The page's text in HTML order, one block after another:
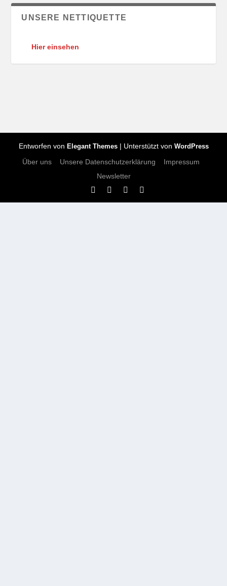
UNSERE NETTIQUETTE
Hier einsehen
Entworfen von Elegant Themes| Unterstützt von WordPress
Über uns Unsere Datenschutzerklärung
Impressum
Newsletter